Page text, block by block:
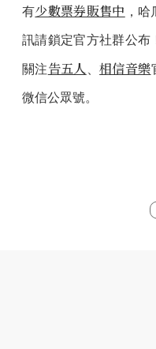
有少數票券販售中 ，
訊請鎖定官方社群公布
關注告五人 、相信音樂
微信公眾號。